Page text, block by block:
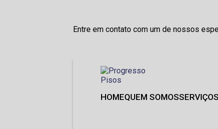
Entre em contato com um de nossos
HOME QUEM SOMOS SERVIÇOS